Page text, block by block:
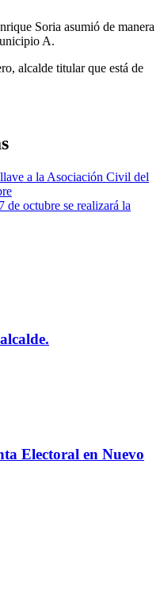
Soria asumió de manera
A.
alcalde titular que está de
a la Asociación Civil del
de octubre se realizará la
Electoral en Nuevo